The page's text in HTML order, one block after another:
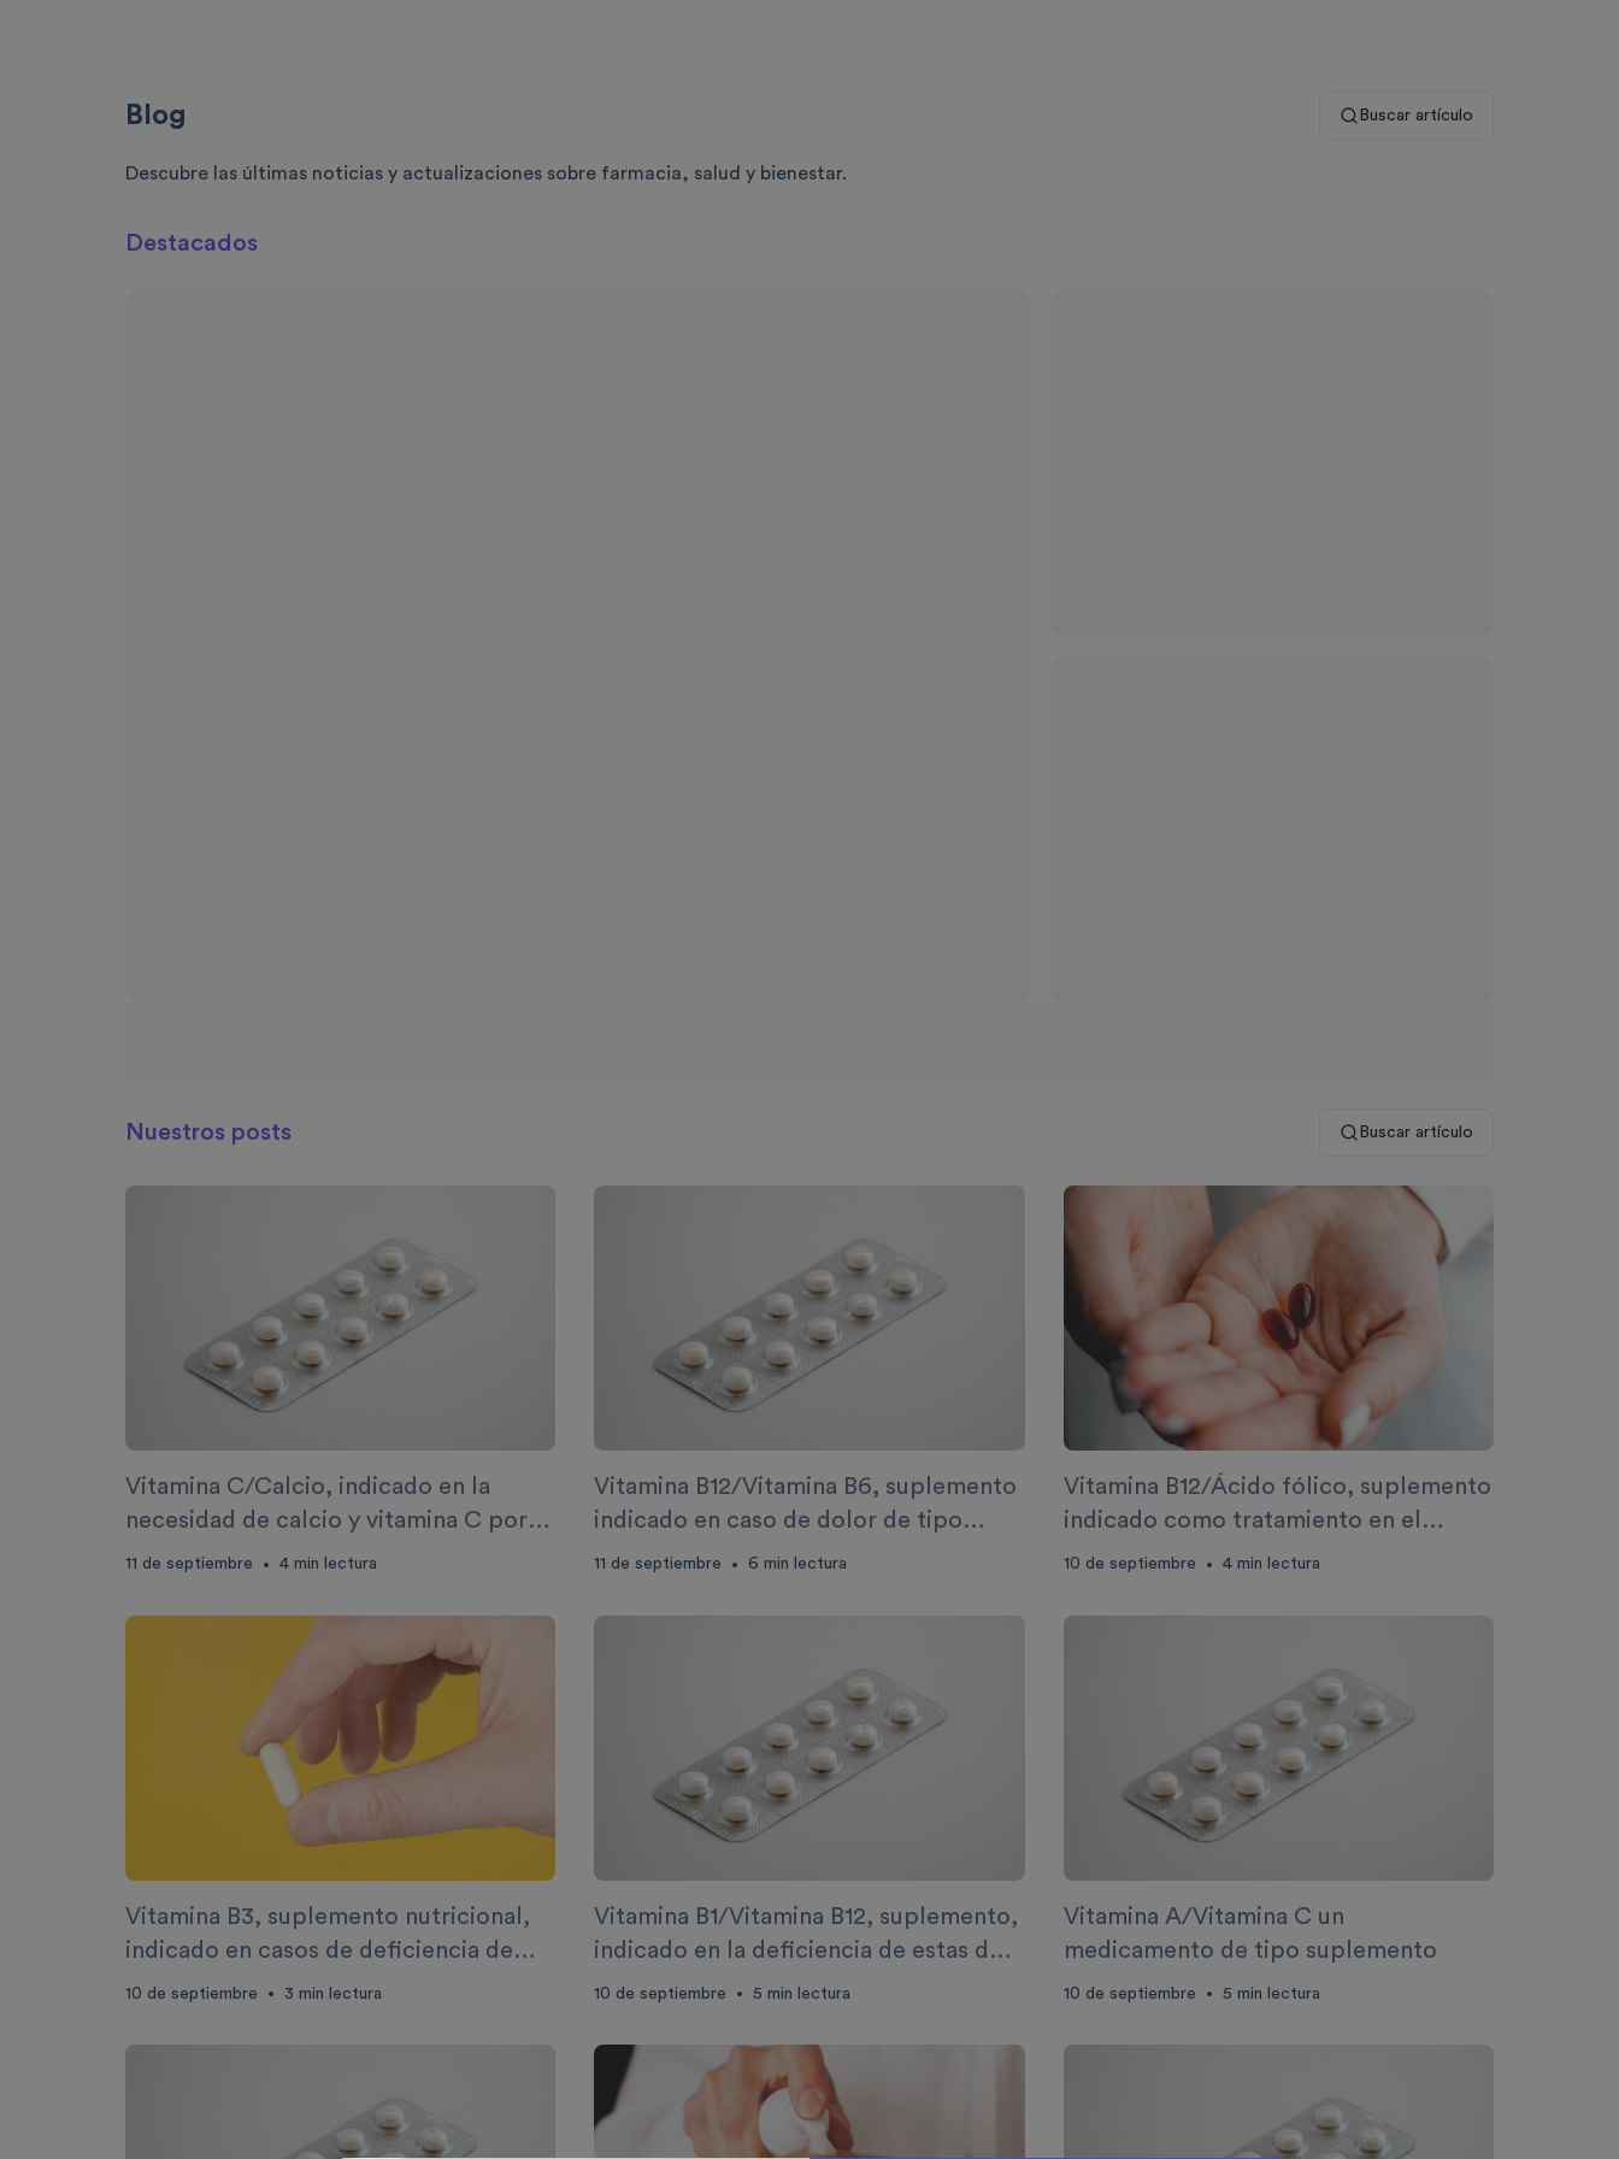
Blog Buscar artículo
Descubre las últimas noticias y actualizaciones sobre farmacia, salud y bienestar.
Destacados
Nuestros posts Buscar artículo
Vitamina C/Calcio, indicado en la
necesidad de calcio y vitamina C por
deficiencia en el embarazo y niños en
11 de septiembre • 4 min lectura
Vitamina B12/Vitamina B6, suplemento
indicado en caso de dolor de tipo
neurológico, por neuropatías
11 de septiembre • 6 min lectura
Vitamina B12/Ácido fólico, suplemento
indicado como tratamiento en el
embarazo, para la prevención de
10 de septiembre • 4min lectura
Vitamina B3, suplemento nutricional,
indicado en casos de deficiencia de
vitamina B3
10 de septiembre • 3 min lectura
Vitamina B1/Vitamina B12, suplemento,
indicado en la deficiencia de estas dos
vitaminas
10 de septiembre • 5 min lectura
Vitamina A/Vitamina C un
medicamento de tipo suplemento
10 de septiembre • 5 min lectura